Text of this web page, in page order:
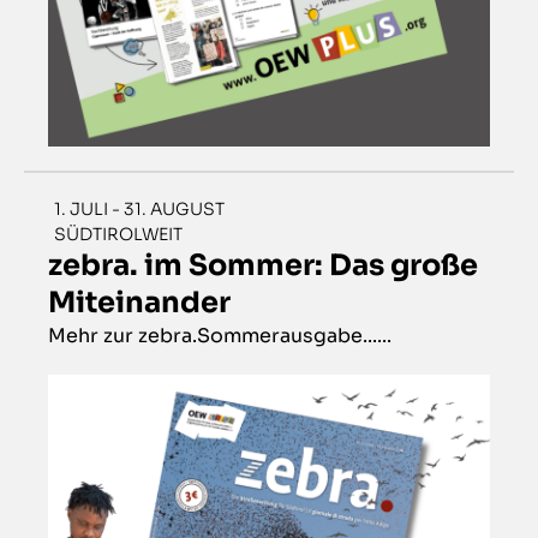
1. JULI - 31. AUGUST
SÜDTIROLWEIT
zebra. im Sommer: Das große
Miteinander
Mehr zur zebra.Sommerausgabe......